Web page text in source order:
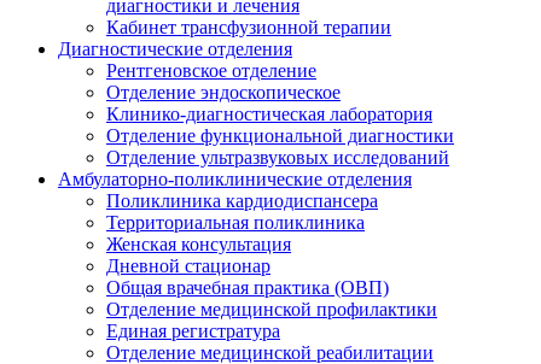
диагностики и лечения
Кабинет трансфузионной терапии
Диагностические отделения
Рентгеновское отделение
Отделение эндоскопическое
Клинико-диагностическая лаборатория
Отделение функциональной диагностики
Отделение ультразвуковых исследований
Амбулаторно-поликлинические отделения
Поликлиника кардиодиспансера
Территориальная поликлиника
Женская консультация
Дневной стационар
Общая врачебная практика (ОВП)
Отделение медицинской профилактики
Единая регистратура
Отделение медицинской реабилитации